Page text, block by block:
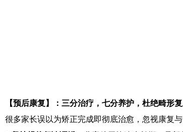
【预后康复 】
：三分治疗，七分养护，杜绝畸形
很多家长误以为矫正完成即彻底治愈，忽视康复